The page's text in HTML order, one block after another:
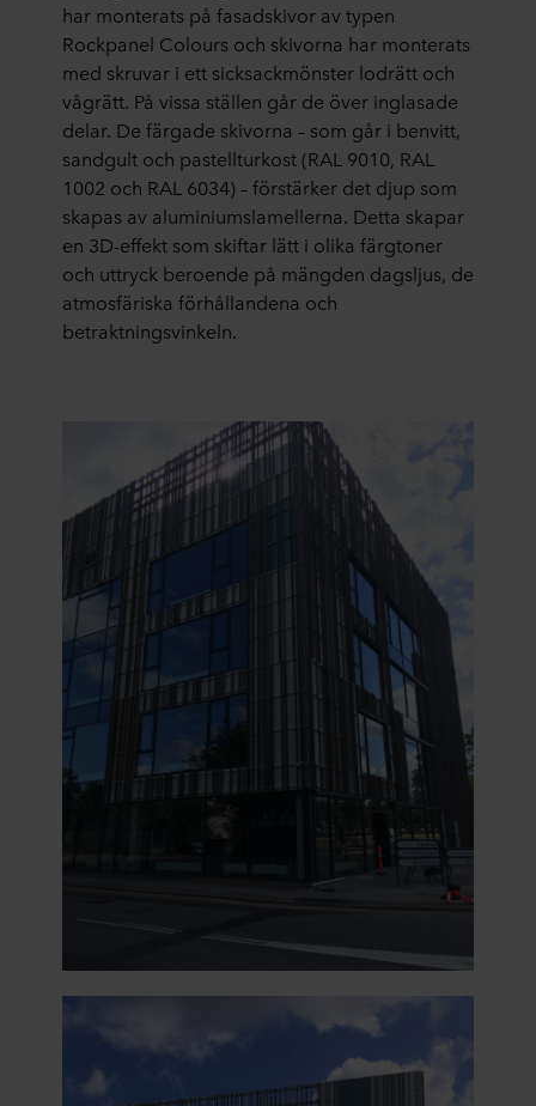
har monterats på fasadskivor av typen
Rockpanel Colours och skivorna har monterats
med skruvar i ett sicksackmönster lodrätt och
vågrätt. På vissa ställen går de över inglasade
delar. De färgade skivorna – som går i benvitt,
sandgult och pastellturkost (RAL 9010, RAL
1002 och RAL 6034) – förstärker det djup som
skapas av aluminiumslamellerna. Detta skapar
en 3D-effekt som skiftar lätt i olika färgtoner
och uttryck beroende på mängden dagsljus, de
atmosfäriska förhållandena och
betraktningsvinkeln.